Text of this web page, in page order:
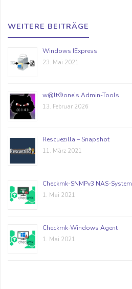
WEITERE BEITRÄGE
Windows IExpress
23. Mai 2021
w@lt®one’s Admin-Tools
13. Februar 2026
Rescuezilla – Snapshot
11. März 2021
Checkmk-SNMPv3 NAS-System
1. Mai 2021
Checkmk-Windows Agent
1. Mai 2021